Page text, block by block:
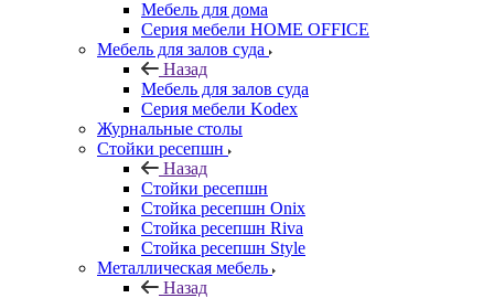
Мебель для дома
Серия мебели HOME OFFICE
Мебель для залов суда
Назад
Мебель для залов суда
Серия мебели Kodex
Журнальные столы
Стойки ресепшн
Назад
Стойки ресепшн
Стойка ресепшн Onix
Стойка ресепшн Riva
Стойка ресепшн Style
Металлическая мебель
Назад